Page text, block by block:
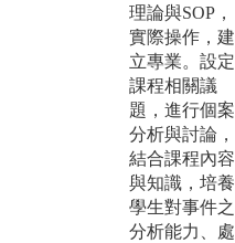
理論與SOP，
實際操作，建
立專業。設定
課程相關議
題，進行個案
分析與討論，
結合課程內容
與知識，培養
學生對事件之
分析能力、處